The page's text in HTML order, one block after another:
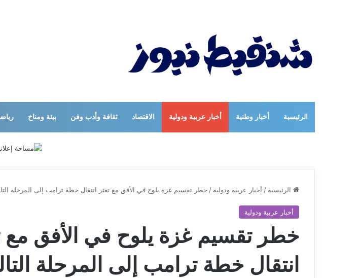
الرئيسية أخبار وطنية أخبار عربية ودولية الاقتصاد ثقافة وأدب وفن بيئة ومناخ
الرئيسية / أخبار عربية ودولية / خطر تقسيم غزة يلوح في الأفق مع تعثر انتقال خطة ترامب إلى المرحلة
أخبار عربية ودولية
خطر تقسيم غزة يلوح في الأفق مع
انتقال خطة ترامب إلى المرحلة